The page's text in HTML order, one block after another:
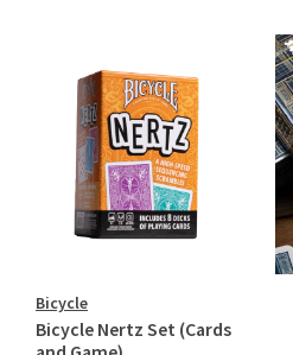
Bicycle
Bicycle Nertz Set (Cards